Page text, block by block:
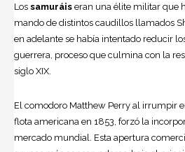
Los samuráis eran una élite militar que
mando de distintos caudillos llamados
en adelante se había intentado reducir
guerrera, proceso que culmina con la
siglo XIX.
El comodoro Matthew Perry al irrumpir
flota americana en 1853, forzó la
mercado mundial. Esta apertura